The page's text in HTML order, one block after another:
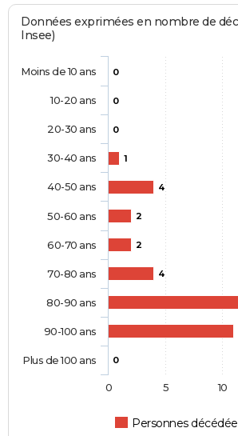
Données exprimées en nombre de
Insee)
0
0
0
1
4
2
2
4
0
Personnes
Moins de 10 ans
10-20 ans
20-30 ans
30-40 ans
40-50 ans
50-60 ans
60-70 ans
70-80 ans
80-90 ans
90-100 ans
Plus de 100 ans
0 5 10